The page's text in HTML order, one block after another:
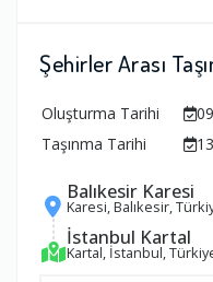
Şehirler Arası
Oluşturma Tarihi
Taşınma Tarihi
Balıkesir Karesi
Karesi, Balıkesir,
İstanbul Kartal
Kartal, İstanbul,